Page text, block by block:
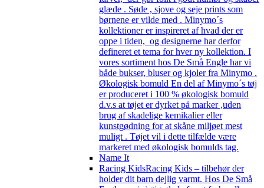
glæde . Søde , sjove og seje prints som
børnene er vilde med . Minymo´s
kollektioner er inspireret af hvad der er
oppe i tiden, og designerne har derfor
defineret et tema for hver ny kollektion. I
vores sortiment hos De Små Engle har vi
både bukser, bluser og kjoler fra Minymo .
Økologisk bomuld En del af Minymo´s tøj
er produceret i 100 % økologisk bomuld
d.v.s at tøjet er dyrket på marker ,uden
brug af skadelige kemikalier eller
kunstgødning for at skåne miljøet mest
muligt . Tøjet vil i dette tilfælde være
markeret med økologisk bomulds tag.
Name It
Racing KidsRacing Kids – tilbehør der
holder dit barn dejlig varmt. Hos De Små